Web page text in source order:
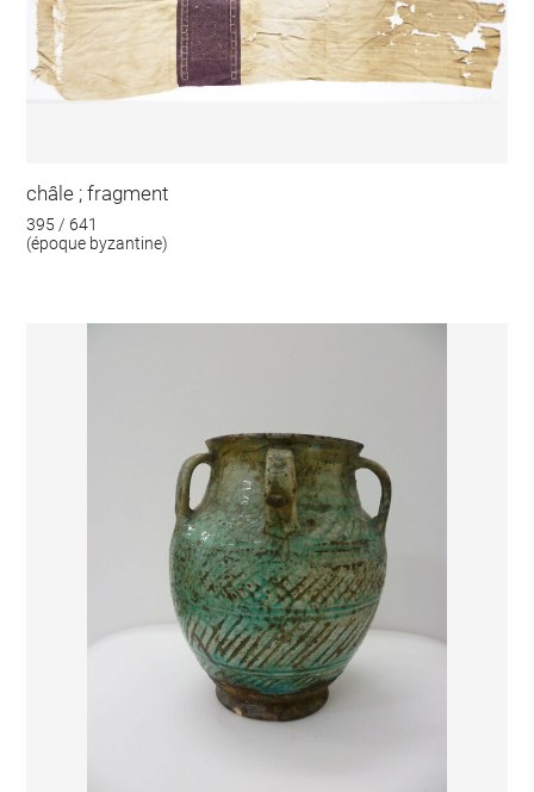
châle ; fragment
395 / 641
(époque byzantine)